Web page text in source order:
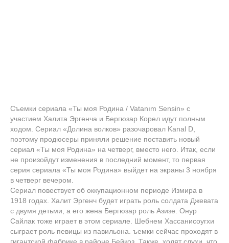
Съемки сериала «Ты моя Родина / Vatanım Sensin» с
участием Халита Эргенча и Бергюзар Корел идут полным
ходом. Сериал «Долина волков» разочаровал Kanal D,
поэтому продюсеры приняли решение поставить новый
сериал «Ты моя Родина» на четверг, вместо него. Итак, если
не произойдут изменения в последний момент, то первая
серия сериала «Ты моя Родина» выйдет на экраны 3 ноября
в четверг вечером.
Сериал повествует об оккупационном периоде Измира в
1918 годах. Халит Эргенч будет играть роль солдата Джевата
с двумя детьми, а его жена Бергюзар роль Азизе. Онур
Сайлак тоже играет в этом сериале. Шебнем Хассанисоугхи
сыграет роль певицы из павильона. ъемки сейчас проходят в